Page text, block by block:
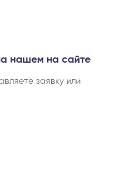
нашем на сайте
заявку или